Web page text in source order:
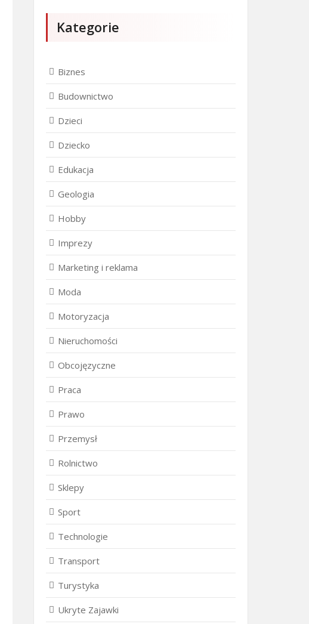
Kategorie
Biznes
Budownictwo
Dzieci
Dziecko
Edukacja
Geologia
Hobby
Imprezy
Marketing i reklama
Moda
Motoryzacja
Nieruchomości
Obcojęzyczne
Praca
Prawo
Przemysł
Rolnictwo
Sklepy
Sport
Technologie
Transport
Turystyka
Ukryte Zajawki